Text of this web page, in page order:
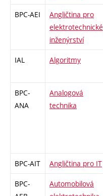
BPC-AEI
Angličtina pro
elektrotechnické
inženýrství
IAL Algoritmy
BPC-
ANA
Analogová
technika
BPC-AIT Angličtina pro IT
BPC-
Automobilová